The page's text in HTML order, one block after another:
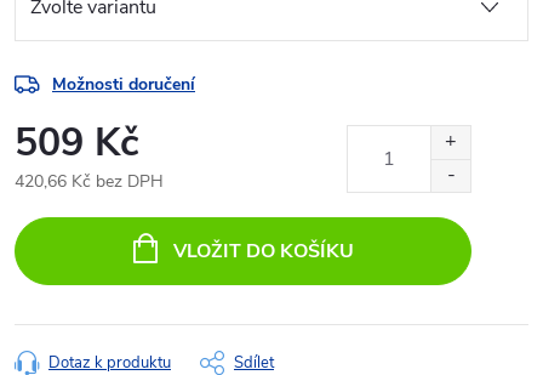
Možnosti doručení
509 Kč
420,66 Kč bez DPH
cena:
VLOŽIT DO KOŠÍKU
Dotaz k produktu Sdílet